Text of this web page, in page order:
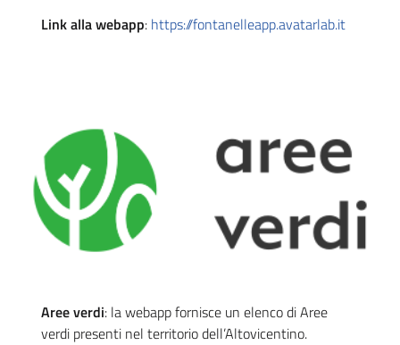
Link alla webapp: https://fontanelleapp.avatarlab.it
Aree verdi: la webapp fornisce un elenco di Aree
verdi presenti nel territorio dell’Altovicentino.